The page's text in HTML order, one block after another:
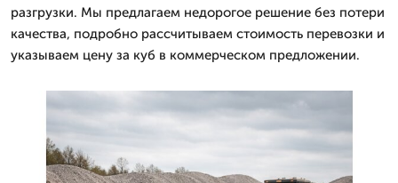
разгрузки. Мы предлагаем недорогое решение без потери
качества, подробно рассчитываем стоимость перевозки и
указываем цену за куб в коммерческом предложении.